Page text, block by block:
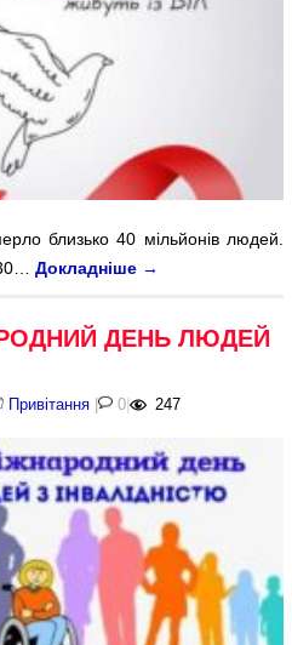
близько 40 мільйонів людей.
Докладніше →
ДЕНЬ ЛЮДЕЙ
Привітання | 0| 247